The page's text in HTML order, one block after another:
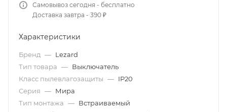
Самовывоз сегодня - бесплатно
Доставка завтра - 390 ₽
Характеристики
Бренд — Lezard
Тип товара — Выключатель
Класс пылевлагозащиты — IP20
Серия — Мира
Тип монтажа — Встраиваемый